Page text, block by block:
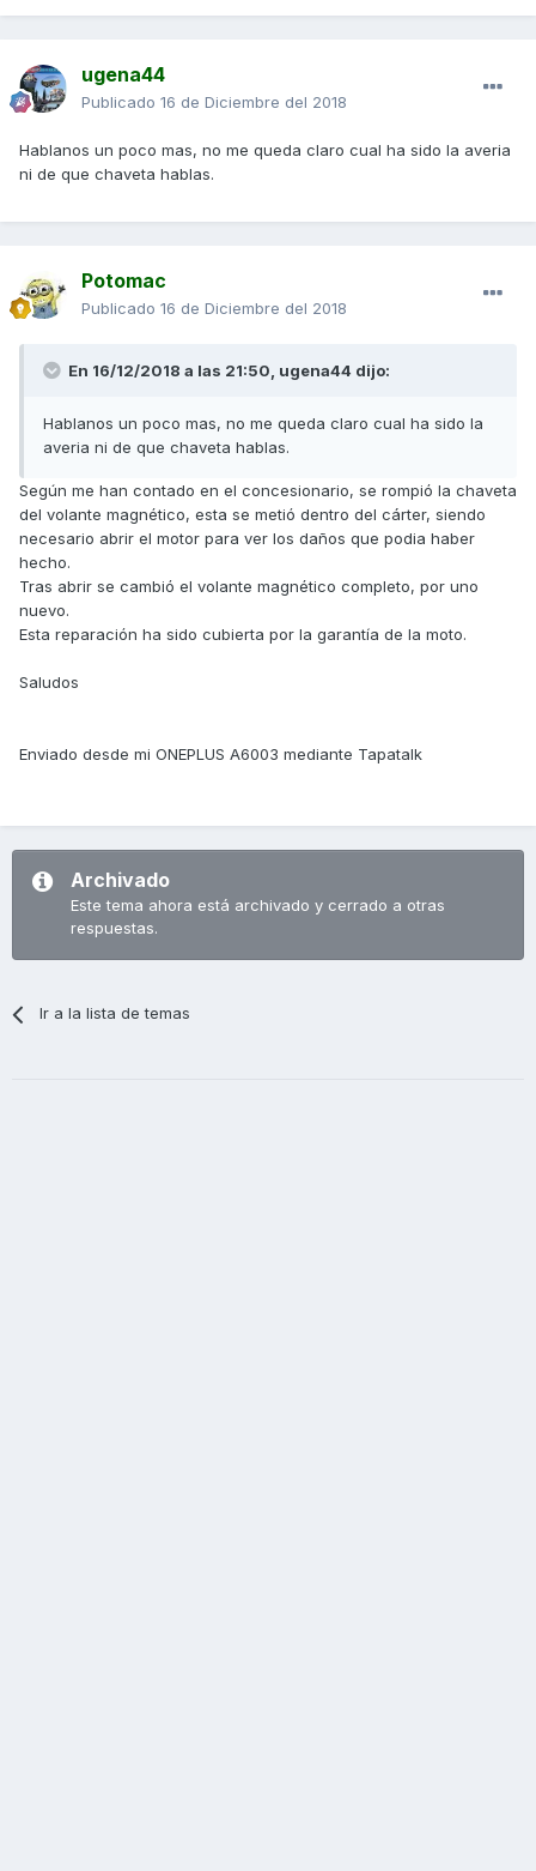
ugena44
Publicado 16 de Diciembre del 2018
Hablanos un poco mas, no me queda claro cual ha sido la averia
ni de que chaveta hablas.
Potomac
Publicado 16 de Diciembre del 2018
En 16/12/2018 a las 21:50, ugena44 dijo:
Hablanos un poco mas, no me queda claro cual ha sido la
averia ni de que chaveta hablas.
Según me han contado en el concesionario, se rompió la chaveta
del volante magnético, esta se metió dentro del cárter, siendo
necesario abrir el motor para ver los daños que podia haber
hecho.
Tras abrir se cambió el volante magnético completo, por uno
nuevo.
Esta reparación ha sido cubierta por la garantía de la moto.
Saludos
Enviado desde mi ONEPLUS A6003 mediante Tapatalk
Archivado
Este tema ahora está archivado y cerrado a otras
respuestas.
Ir a la lista de temas